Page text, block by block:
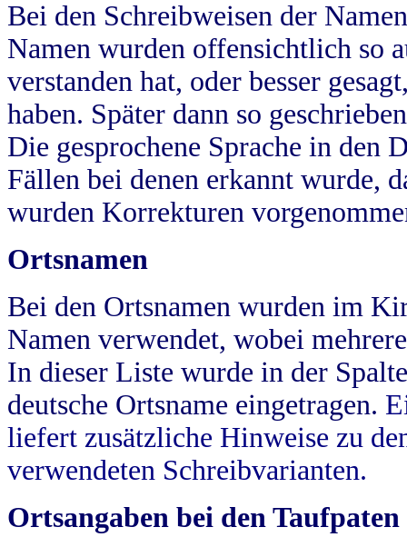
Bei den Schreibweisen der
Namen wurden offensichtlich so
verstanden hat, oder besser
haben. Später dann so
Die gesprochene Sprache in
Fällen bei denen erkannt wurde,
wurden Korrekturen
Ortsnamen
Bei den Ortsnamen wurden im
Namen verwendet, wobei
In dieser Liste wurde in der
deutsche Ortsname eingetragen.
liefert zusätzliche Hinweise zu
verwendeten Schreibvarianten.
Ortsangaben bei den Taufpaten